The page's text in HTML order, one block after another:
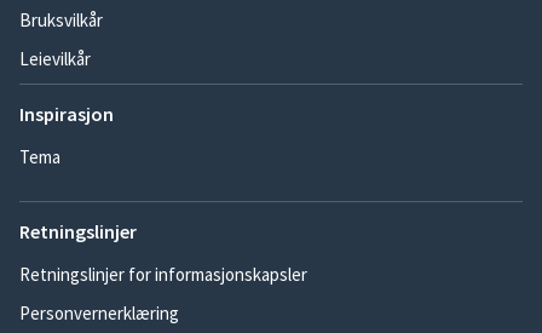
Bruksvilkår
Leievilkår
Inspirasjon
Tema
Retningslinjer
Retningslinjer for informasjonskapsler
Personvernerklæring